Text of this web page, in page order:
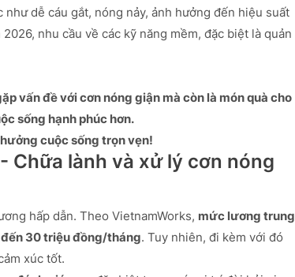
dễ cáu gắt, nóng nảy, ảnh hưởng đến hiệu suất
nhu cầu về các kỹ năng mềm, đặc biệt là quản
vấn đề với cơn nóng giận mà còn là món quà cho
sống hạnh phúc hơn.
cuộc sống trọn vẹn!
Chữa lành và xử lý cơn nóng
hấp dẫn. Theo VietnamWorks, mức lương trung
30 triệu đồng/tháng. Tuy nhiên, đi kèm với đó
xúc tốt.